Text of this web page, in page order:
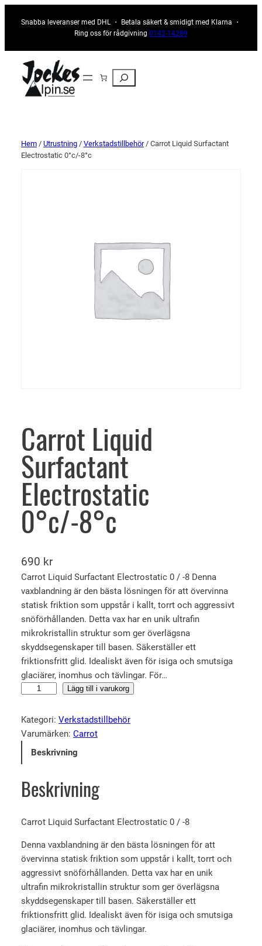
Snabba leveranser med DHL ・ Betala säkert & smidigt med Klarna ・
Ring oss för rådgivning 0142-14289
Sök
Hem / Utrustning / Verkstadstillbehör/ Carrot Liquid Surfactant
Electrostatic 0°c/-8°c
Carrot Liquid
Surfactant
Electrostatic
0°c/-8°c
690 kr
Carrot Liquid Surfactant Electrostatic 0 / -8 Denna
vaxblandning är den bästa lösningen för att övervinna
statisk friktion som uppstår i kallt, torrt och aggressivt
snöförhållanden. Detta vax har en unik ultrafin
mikrokristallin struktur som ger överlägsna
skyddsegenskaper till basen. Säkerställer ett
friktionsfritt glid. Idealiskt även för isiga och smutsiga
glaciärer, inomhus och tävlingar. För…
r
r
d
S
u
r
f
a
c
Lägg till i varukorg
Kategori: Verkstadstillbehör
Varumärken: Carrot
Beskrivning
Beskrivning
Carrot Liquid Surfactant Electrostatic 0 / -8
Denna vaxblandning är den bästa lösningen för att
övervinna statisk friktion som uppstår i kallt, torrt och
aggressivt snöförhållanden. Detta vax har en unik
ultrafin mikrokristallin struktur som ger överlägsna
skyddsegenskaper till basen. Säkerställer ett
friktionsfritt glid. Idealiskt även för isiga och smutsiga
glaciärer, inomhus och tävlingar.